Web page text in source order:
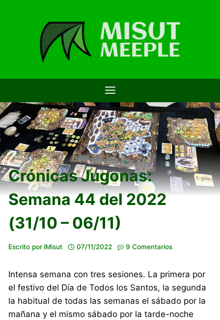
Crónicas Jugonas:
Semana 44 del 2022
(31/10 – 06/11)
Escrito por iMisut 07/11/2022 9 Comentarios
Intensa semana con tres sesiones. La primera por
el festivo del Día de Todos los Santos, la segunda
la habitual de todas las semanas el sábado por la
mañana y el mismo sábado por la tarde-noche